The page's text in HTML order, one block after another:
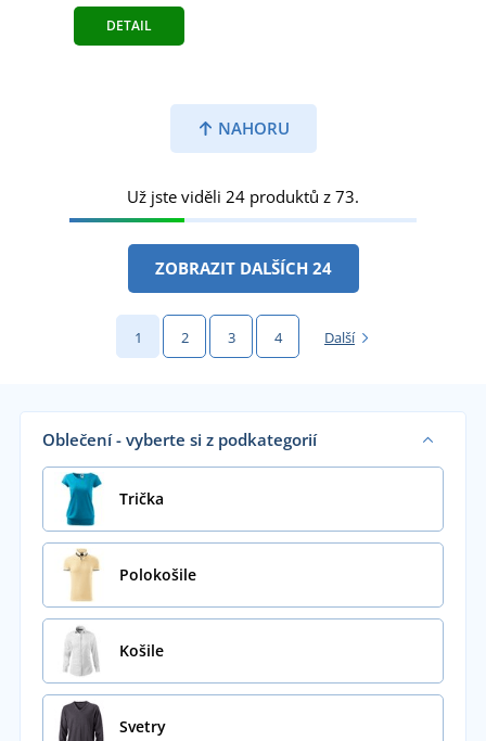
DETAIL
NAHORU
Už jste viděli 24 produktů z 73.
ZOBRAZIT DALŠÍCH 24
1 2 3 4 Další
Oblečení - vyberte si z podkategorií
Trička
Polokošile
Košile
Svetry